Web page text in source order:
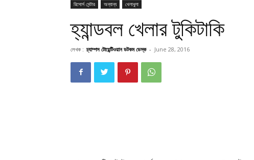
রিসোর্স সেন্টার অন্যান্য খেলাধুলা
হ্যান্ডবল খেলার টুকিটাকি
লেখক : চ্যাম্পস টোয়েন্টিওয়ান ডটকম ডেস্ক - June 28, 2016